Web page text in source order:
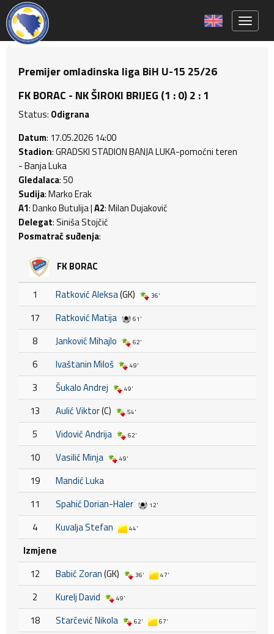
Premijer omladinska liga BiH U-15 25/26
FK BORAC - NK ŠIROKI BRIJEG (1 : 0) 2 : 1
Status: Odigrana
Datum: 17.05.2026 14:00
Stadion: GRADSKI STADION BANJA LUKA-pomoćni teren
- Banja Luka
Gledalaca: 50
Sudija: Marko Erak
A1: Danko Butulija |A2: Milan Dujaković
Delegat: Siniša Stojčić
Posmatrač suđenja:
FK BORAC
1 Ratković Aleksa(GK) 36'
17 Ratković Matija 61'
8 Janković Mihajlo 62'
6 Ivaštanin Miloš 49'
3 Šukalo Andrej 49'
13 Aulić Viktor(C) 54'
5 Vidović Andrija 62'
10 Vasilić Minja 49'
19
Mandić Luka
11
Spahić Dorian-Haler 12'
4 Kuvalja Stefan 44'
Izmjene
12
Babić Zoran(GK) 36' 47'
2 Kurelj David 49'
18 Starčević Nikola 62' 67'